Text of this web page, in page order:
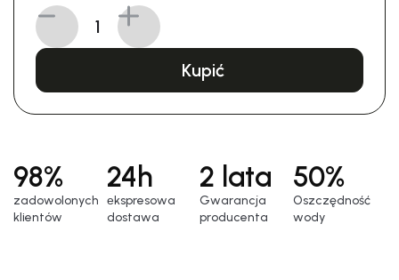
Kupić
98%
zadowolonych
klientów
24h
еkspresowa
dostawa
2 lata
Gwarancja
producenta
50%
Oszczędność
wody